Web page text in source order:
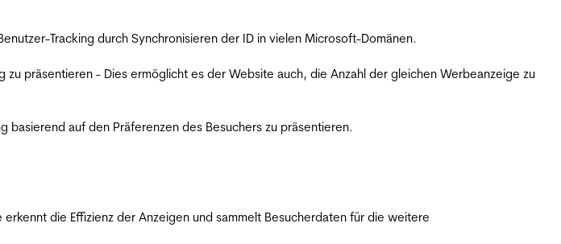
Tracking durch Synchronisieren der ID in vielen Microsoft-Domänen.
präsentieren - Dies ermöglicht es der Website auch, die Anzahl der gleichen Werbeanzeige zu
auf den Präferenzen des Besuchers zu präsentieren.
die Effizienz der Anzeigen und sammelt Besucherdaten für die weitere